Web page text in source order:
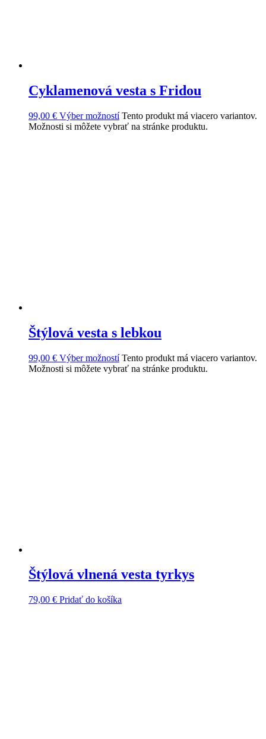
Cyklamenová vesta s Fridou
99,00 € Výber možností Tento produkt má viacero variantov.
Možnosti si môžete vybrať na stránke produktu.
Štýlová vesta s lebkou
99,00 € Výber možností Tento produkt má viacero variantov.
Možnosti si môžete vybrať na stránke produktu.
Štýlová vlnená vesta tyrkys
79,00 € Pridať do košíka